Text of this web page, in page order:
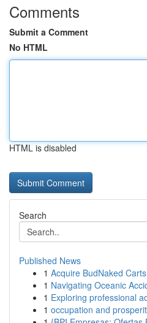
Comments
Submit a Comment
No HTML
HTML is disabled
Search
Published News
1 Acquire BudNaked
1 Navigating Oceanic
1 Exploring professional
1 occupation and